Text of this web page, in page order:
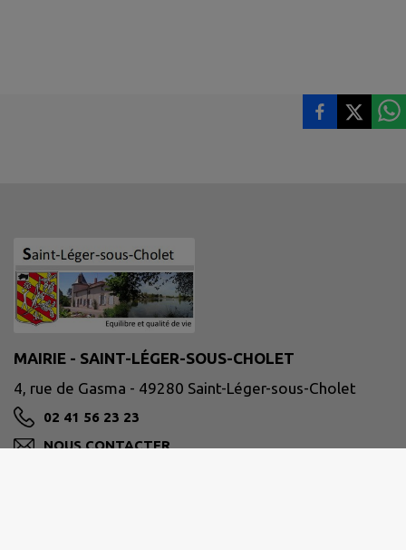
MAIRIE - SAINT-LÉGER-SOUS-CHOLET
4, rue de Gasma - 49280 Saint-Léger-sous-Cholet
02 41 56 23 23
NOUS CONTACTER